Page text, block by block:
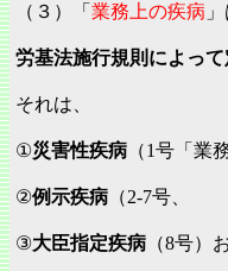
（３）「 業務上の疾病
労基法施行規則によっ
それは、
①災害性疾病 （1号「業
②例示疾病 （2‐7号、
③大臣指定疾病 （8号）